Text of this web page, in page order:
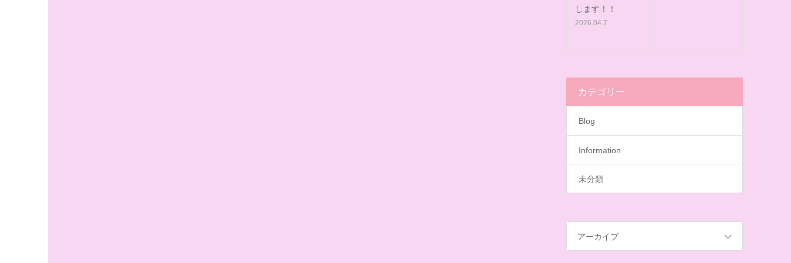
します！！
2026.04.7
カテゴリー
Blog
Information
未分類
アーカイブ